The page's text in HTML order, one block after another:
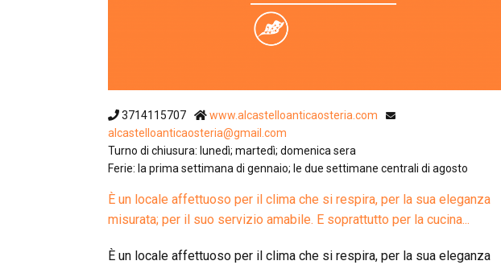
3714115707
www.alcastelloanticaosteria.com
alcastelloanticaosteria@gmail.com
Turno di chiusura: lunedì; martedì; domenica sera
Ferie: la prima settimana di gennaio; le due settimane centrali di agosto
È un locale affettuoso per il clima che si respira, per la sua eleganza
misurata; per il suo servizio amabile. E soprattutto per la cucina...
È un locale affettuoso per il clima che si respira, per la sua eleganza